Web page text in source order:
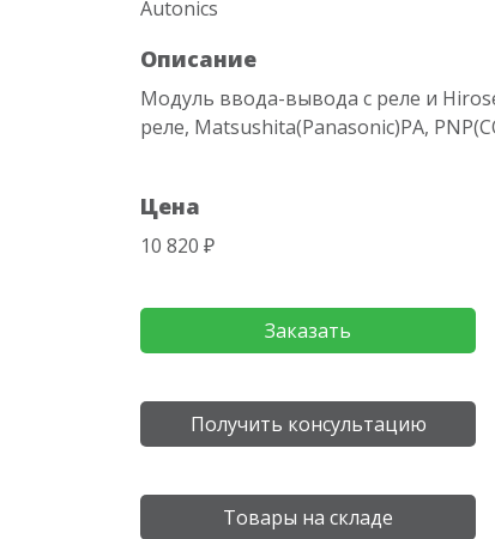
Autonics
Описание
Модуль ввода-вывода с реле и
реле, Matsushita(Panasonic)PA,
Цена
10 820 ₽
Заказать
Получить консультацию
Товары на складе